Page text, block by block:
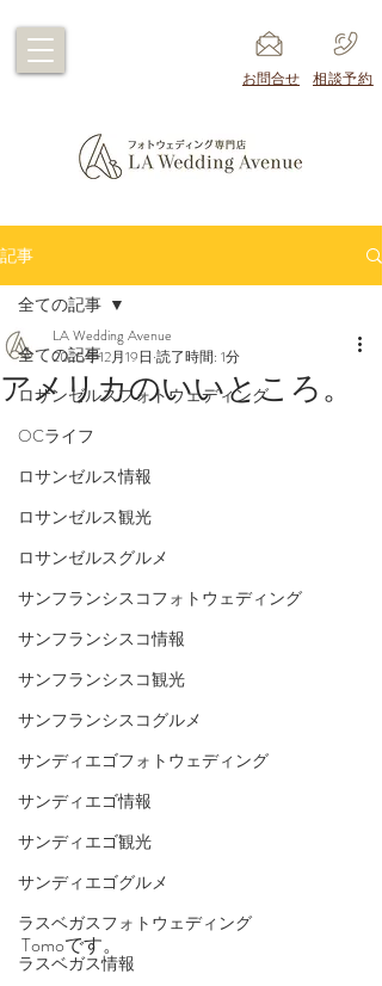
​お問合せ ​相談予約
記事
全ての記事
ロサンゼルスフォトウェディング
OCライフ
ロサンゼルス情報
ロサンゼルス観光
ロサンゼルスグルメ
サンフランシスコフォトウェディング
サンフランシスコ情報
サンフランシスコ観光
サンフランシスコグルメ
サンディエゴフォトウェディング
サンディエゴ情報
サンディエゴ観光
サンディエゴグルメ
ラスベガスフォトウェディング
ラスベガス情報
全ての記事
アメリカのいいところ。
LA Wedding Avenue
2025年12月19日 読了時間: 1分
Tomoです。